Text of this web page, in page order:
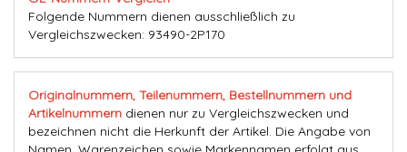
Folgende Nummern dienen ausschließlich zu
Vergleichszwecken: 93490-2P170
Originalnummern, Teilenummern, Bestellnummern und
Artikelnummern dienen nur zu Vergleichszwecken und
bezeichnen nicht die Herkunft der Artikel. Die Angabe von